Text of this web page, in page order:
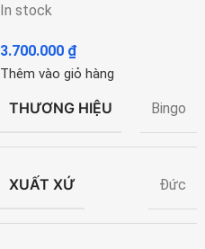
In stock
3.700.000 ₫
Thêm vào giỏ hàng
THƯƠNG HIỆU Bingo
XUẤT XỨ Đức